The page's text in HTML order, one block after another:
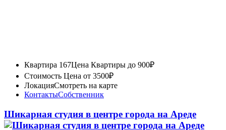
Квартира 167Цена Квартиры до 900₽
Стоимость Цена от 3500₽
ЛокацияСмотреть на карте
КонтактыСобственник
Шикарная студия в центре города на Ареде